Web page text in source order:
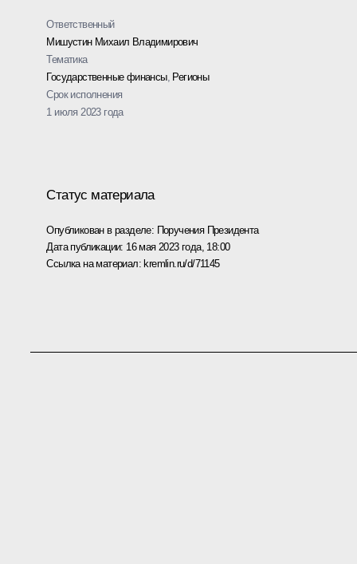
Ответственный
Мишустин Михаил Владимирович
Тематика
Государственные финансы, Регионы
Срок исполнения
1 июля 2023 года
Статус материала
Опубликован в разделе: Поручения Президента
Дата публикации: 16 мая 2023 года, 18:00
Ссылка на материал: kremlin.ru/d/71145